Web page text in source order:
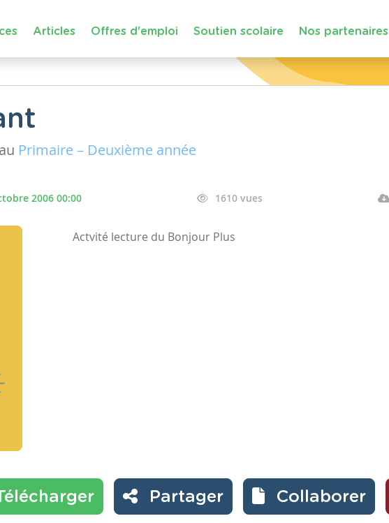
Articles Offres d'emploi Soutien scolaire Nos partenaires
Primaire – Deuxième année
2006 00:00 1610 vues
Actvité lecture du Bonjour Plus
Partager Collaborer